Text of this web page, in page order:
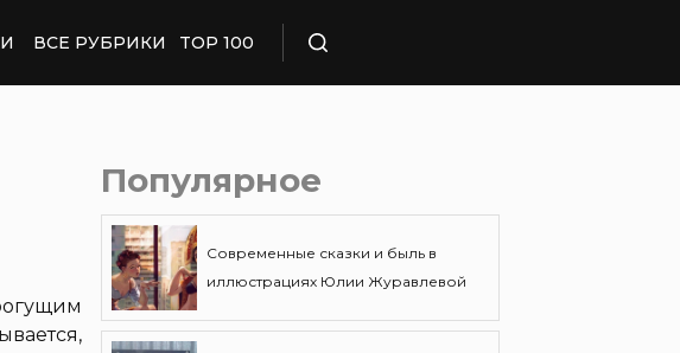
ВСЕ РУБРИКИ TOP 100
Популярное
Современные сказки и быль в
иллюстрациях Юлии Журавлевой